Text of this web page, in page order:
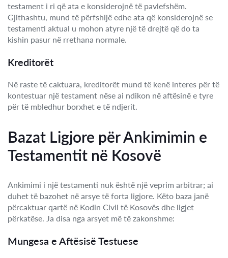
testament i ri që ata e konsiderojnë të pavlefshëm.
Gjithashtu, mund të përfshijë edhe ata që konsiderojnë se
testamenti aktual u mohon atyre një të drejtë që do ta
kishin pasur në rrethana normale.
Kreditorët
Në raste të caktuara, kreditorët mund të kenë interes për të
kontestuar një testament nëse ai ndikon në aftësinë e tyre
për të mbledhur borxhet e të ndjerit.
Bazat Ligjore për Ankimimin e
Testamentit në Kosovë
Ankimimi i një testamenti nuk është një veprim arbitrar; ai
duhet të bazohet në arsye të forta ligjore. Këto baza janë
përcaktuar qartë në Kodin Civil të Kosovës dhe ligjet
përkatëse. Ja disa nga arsyet më të zakonshme:
Mungesa e Aftësisë Testuese